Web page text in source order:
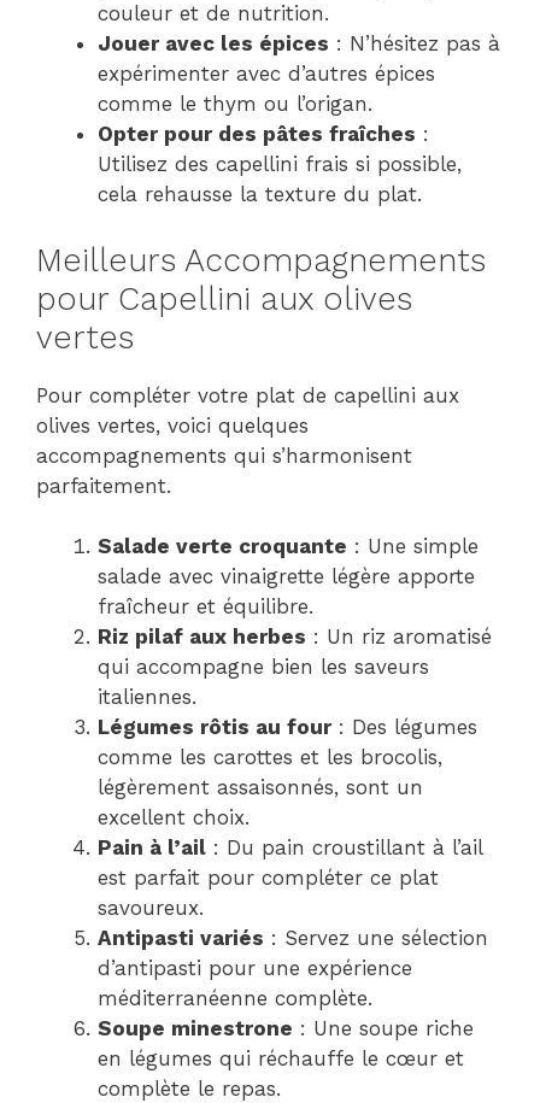
couleur et de nutrition.
Jouer avec les épices : N’hésitez pas à
expérimenter avec d’autres épices
comme le thym ou l’origan.
Opter pour des pâtes fraîches :
Utilisez des capellini frais si possible,
cela rehausse la texture du plat.
Meilleurs Accompagnements
pour Capellini aux olives
vertes
Pour compléter votre plat de capellini aux
olives vertes, voici quelques
accompagnements qui s’harmonisent
parfaitement.
Salade verte croquante : Une simple
salade avec vinaigrette légère apporte
fraîcheur et équilibre.
Riz pilaf aux herbes : Un riz aromatisé
qui accompagne bien les saveurs
italiennes.
Légumes rôtis au four: Des légumes
comme les carottes et les brocolis,
légèrement assaisonnés, sont un
excellent choix.
Pain à l’ail : Du pain croustillant à l’ail
est parfait pour compléter ce plat
savoureux.
Antipasti variés : Servez une sélection
d’antipasti pour une expérience
méditerranéenne complète.
Soupe minestrone : Une soupe riche
en légumes qui réchauffe le cœur et
complète le repas.